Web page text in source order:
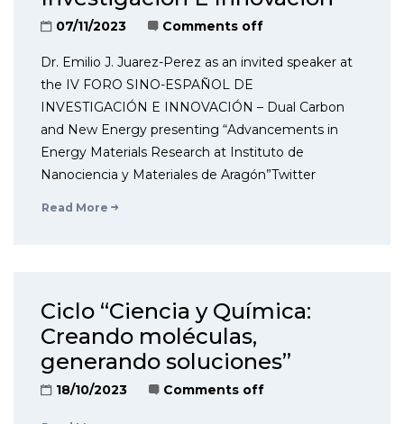
07/11/2023 Comments off
Dr. Emilio J. Juarez-Perez as an invited speaker at
the IV FORO SINO-ESPAÑOL DE
INVESTIGACIÓN E INNOVACIÓN – Dual Carbon
and New Energy presenting “Advancements in
Energy Materials Research at Instituto de
Nanociencia y Materiales de Aragón”Twitter
Read More
Ciclo “Ciencia y Química:
Creando moléculas,
generando soluciones”
18/10/2023 Comments off